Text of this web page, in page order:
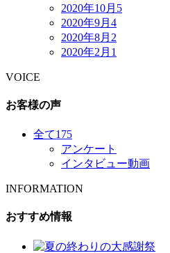
2020年10月 5
2020年9月 4
2020年8月 2
2020年2月 1
VOICE
お客様の声
全て175
アンケート
インタビュー動画
INFORMATION
おすすめ情報